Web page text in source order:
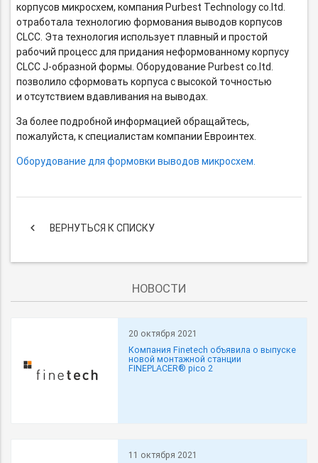
корпусов микросхем, компания Purbest Technology co.ltd.
отработала технологию формования выводов корпусов
CLCC. Эта технология использует плавный и простой
рабочий процесс для придания неформованному корпусу
CLCC J-образной формы. Оборудование Purbest co.ltd.
позволило сформовать корпуса с высокой точностью
и отсутствием вдавливания на выводах.
За более подробной информацией обращайтесь,
пожалуйста, к специалистам компании Евроинтех.
Оборудование для формовки выводов микросхем.
keyboard_arrow_left ВЕРНУТЬСЯ К СПИСКУ
НОВОСТИ
20 октября 2021
Компания Finetech объявила о выпуске
новой монтажной станции
FINEPLACER® pico 2
11 октября 2021